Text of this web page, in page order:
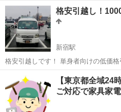
家でも大丈夫です。 お気軽にご連絡下さい！ 基本料金で
30000 1LDK〜2K 45000 2LDK以上
東京 新宿区 新宿駅
格安引越し！
新宿駅
格安引越しです！ 単身者向けの低価
プランもあります。 お問い合わせ下
さい。 クレジットカード、PayPay、au PAY使えます！ お客様へのお
願い ※※...
新宿駅 引っ越
【東京都全域24
ご対応で家具家